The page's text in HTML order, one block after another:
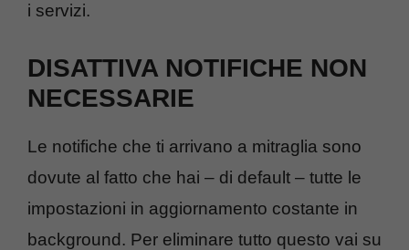
i servizi.
DISATTIVA NOTIFICHE NON
NECESSARIE
Le notifiche che ti arrivano a mitraglia sono
dovute al fatto che hai – di default – tutte le
impostazioni in aggiornamento costante in
background. Per eliminare tutto questo vai su